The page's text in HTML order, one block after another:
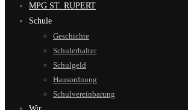
MPG ST. RUPERT
Schule
Geschichte
Schulerhalter
Schulgeld
Hausordnung
Schulvereinbarung